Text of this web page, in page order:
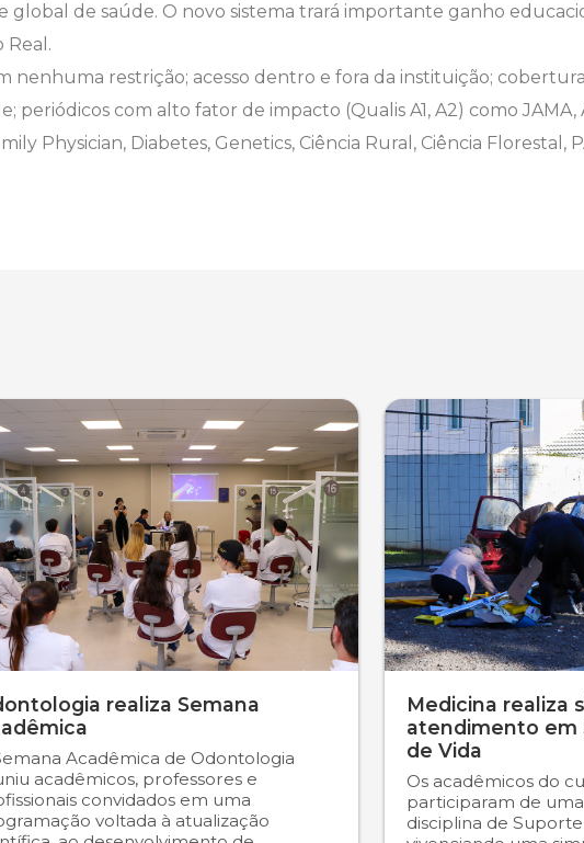
global de saúde. O novo sistema trará importante ganho
Real.
nenhuma restrição; acesso dentro e fora da instituição;
periódicos com alto fator de impacto (Qualis A1, A2) como JAMA,
Physician, Diabetes, Genetics, Ciência Rural, Ciência Florestal,
realiza Semana
Acadêmica de Odontologia
acadêmicos, professores e
convidados em uma
voltada à atualização
Medicina realiza
atendimento em
de Vida
Os acadêmicos do
participaram de
disciplina de